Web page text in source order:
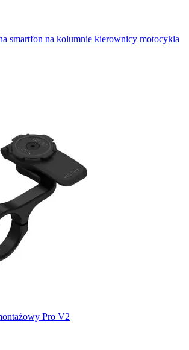
smartfon na kolumnie kierownicy motocykla
Pro V2